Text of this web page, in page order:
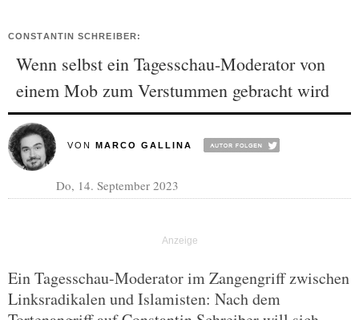
CONSTANTIN SCHREIBER:
Wenn selbst ein Tagesschau-Moderator von
einem Mob zum Verstummen gebracht wird
VON MARCO GALLINA
Do, 14. September 2023
Ein Tagesschau-Moderator im Zangengriff zwischen
Linksradikalen und Islamisten: Nach dem